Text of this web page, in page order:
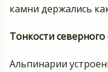
камни держались
Тонкости
Альпинарии